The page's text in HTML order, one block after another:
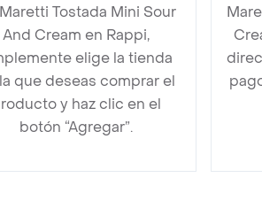
Tostada Mini Sour
And Cream en Rappi,
elige la tienda
que deseas comprar el
y haz clic en el
botón “Agregar”.